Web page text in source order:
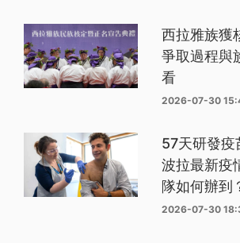
西拉雅族獲
爭取過程與
看
2026-07-30
57天研發疫
波拉最新疫
隊如何辦到
2026-07-30